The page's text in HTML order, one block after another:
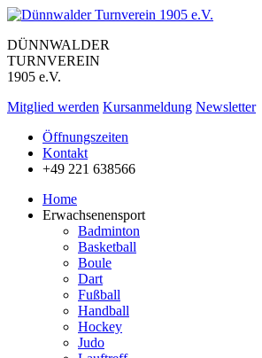
DÜNNWALDER
TURNVEREIN
1905 e.V.
Mitglied werden Kursanmeldung Newsletter
Öffnungszeiten
Kontakt
+49 221 638566
Home
Erwachsenensport
Badminton
Basketball
Boule
Dart
Fußball
Handball
Hockey
Judo